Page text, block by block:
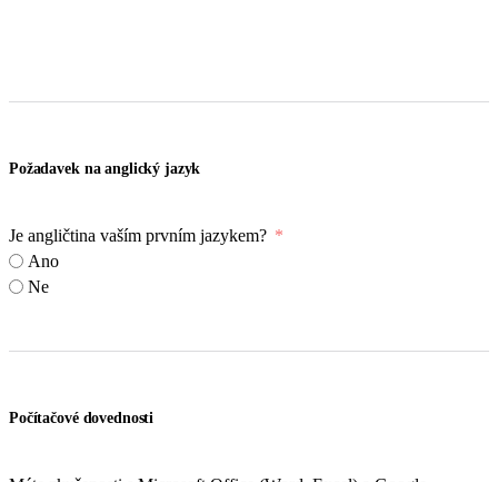
Požadavek na anglický jazyk
Je angličtina vaším prvním jazykem?
Ano
Ne
Počítačové dovednosti